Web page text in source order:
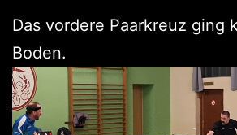
Das vordere Paarkreuz ging
Boden.